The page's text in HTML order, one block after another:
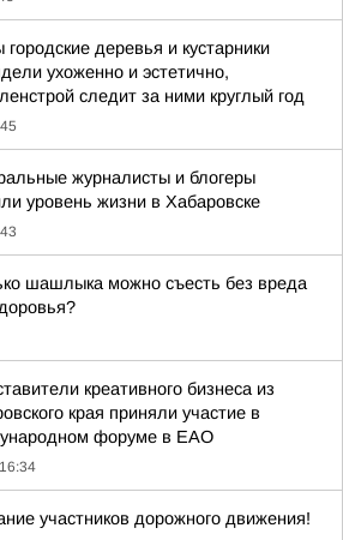
городские деревья и кустарники
ухоженно и эстетично,
следит за ними круглый год
журналисты и блогеры
уровень жизни в Хабаровске
шашлыка можно съесть без вреда
креативного бизнеса из
края приняли участие в
форуме в ЕАО
16:34
участников дорожного движения!